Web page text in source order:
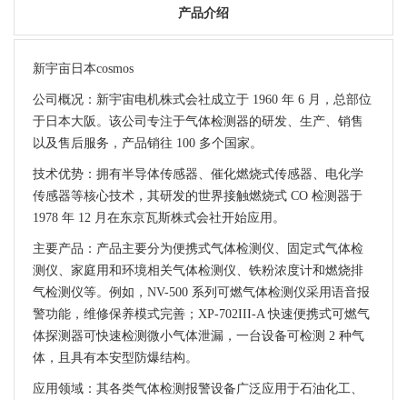
产品介绍
新宇亩日本cosmos
公司概况：新宇宙电机株式会社成立于 1960 年 6 月，总部位
于日本大阪。该公司专注于气体检测器的研发、生产、销售
以及售后服务，产品销往 100 多个国家。
技术优势：拥有半导体传感器、催化燃烧式传感器、电化学
传感器等核心技术，其研发的世界接触燃烧式 CO 检测器于
1978 年 12 月在东京瓦斯株式会社开始应用。
主要产品：产品主要分为便携式气体检测仪、固定式气体检
测仪、家庭用和环境相关气体检测仪、铁粉浓度计和燃烧排
气检测仪等。例如，NV-500 系列可燃气体检测仪采用语音报
警功能，维修保养模式完善；XP-702III-A 快速便携式可燃气
体探测器可快速检测微小气体泄漏，一台设备可检测 2 种气
体，且具有本安型防爆结构。
应用领域：其各类气体检测报警设备广泛应用于石油化工、